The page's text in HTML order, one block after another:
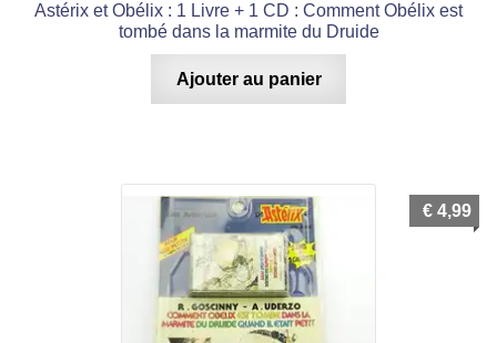
Astérix et Obélix : 1 Livre + 1 CD : Comment Obélix est
tombé dans la marmite du Druide
Ajouter au panier
€ 4,99